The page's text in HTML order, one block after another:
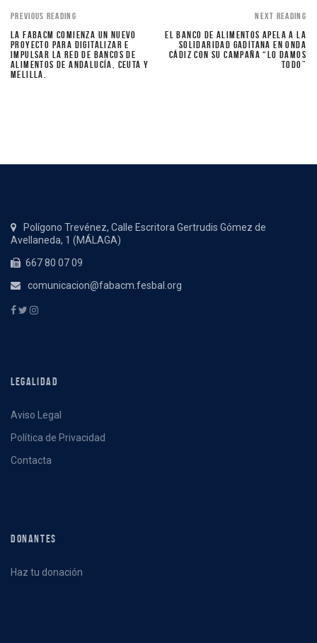
PREVIOUS READING
LA FABACM COMIENZA UN NUEVO
PROYECTO PARA DIGITALIZAR E
IMPULSAR LA RED DE BANCOS DE
ALIMENTOS DE ANDALUCÍA, CEUTA Y
MELILLA.
NEXT READING
EL BANCO DE ALIMENTOS APELA A LA
SOLIDARIDAD GADITANA EN ONDA
CÁDIZ CON SU CAMPAÑA “LO DAMOS
TODO”
Polígono Trevénez, Calle Escritora Gertrudis Gómez de
Avellaneda, 1 (MÁLAGA)
667 80 07 09
comunicacion@fabacm.fesbal.org
LEGALIDAD
Aviso Legal
Política de Privacidad
Contacta
DONANTES
Haz tu donación